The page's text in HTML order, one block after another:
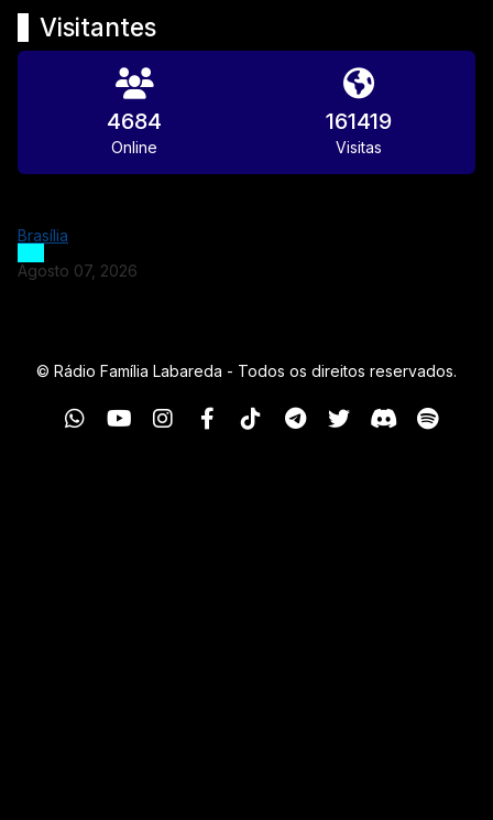
Visitantes
4684
Online
161419
Visitas
Brasília
Agosto 07, 2026
© Rádio Família Labareda - Todos os direitos reservados.